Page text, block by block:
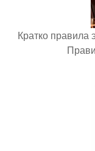
Кратко правила